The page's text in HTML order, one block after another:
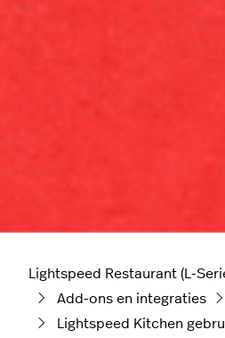
Lightspeed Restaurant (L-
Add-ons en integraties
Lightspeed Kitchen